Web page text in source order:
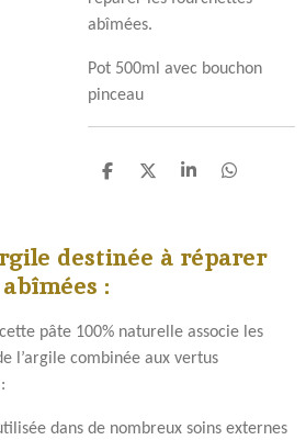
abîmées.
Pot 500ml avec bouchon
pinceau
P
a
g
e
P
a
g
P
a
g
P
a
g
destinée à réparer
:
pâte 100% naturelle associe les
l’argile combinée aux vertus
dans de nombreux soins externes